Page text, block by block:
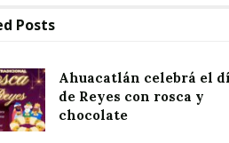
Posts
Ahuacatlán celebrá el
de Reyes con rosca y
chocolate